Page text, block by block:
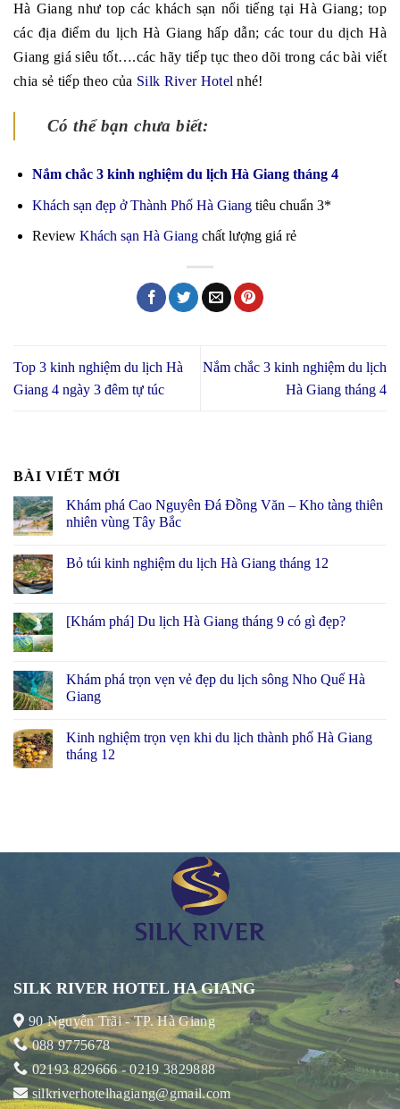
Hà Giang như top các khách sạn nổi tiếng tại Hà Giang; top
các địa điểm du lịch Hà Giang hấp dẫn; các tour du dịch Hà
Giang giá siêu tốt….các hãy tiếp tục theo dõi trong các bài viết
chia sẻ tiếp theo của Silk River Hotel nhé!
Có thể bạn chưa biết:
Nắm chắc 3 kinh nghiệm du lịch Hà Giang tháng 4
Khách sạn đẹp ở Thành Phố Hà Giangtiêu chuẩn 3*
Review Khách sạn Hà Giangchất lượng giá rẻ
Top 3 kinh nghiệm du lịch Hà
Giang 4 ngày 3 đêm tự túc
Nắm chắc 3 kinh nghiệm du lịch
Hà Giang tháng 4
BÀI VIẾT MỚI
Khám phá Cao Nguyên Đá Đồng Văn – Kho tàng thiên
nhiên vùng Tây Bắc
Bỏ túi kinh nghiệm du lịch Hà Giang tháng 12
[Khám phá] Du lịch Hà Giang tháng 9 có gì đẹp?
Khám phá trọn vẹn vẻ đẹp du lịch sông Nho Quế Hà
Giang
Kinh nghiệm trọn vẹn khi du lịch thành phố Hà Giang
tháng 12
SILK RIVER HOTEL HA GIANG
90 Nguyễn Trãi - TP. Hà Giang
088 9775678
02193 829666 - 0219 3829888
silkriverhotelhagiang@gmail.com